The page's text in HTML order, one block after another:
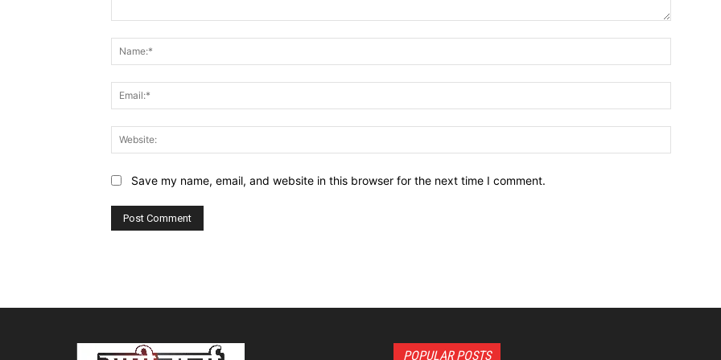
Save my name, email, and website in this browser for the next time I comment.
POPULAR POSTS